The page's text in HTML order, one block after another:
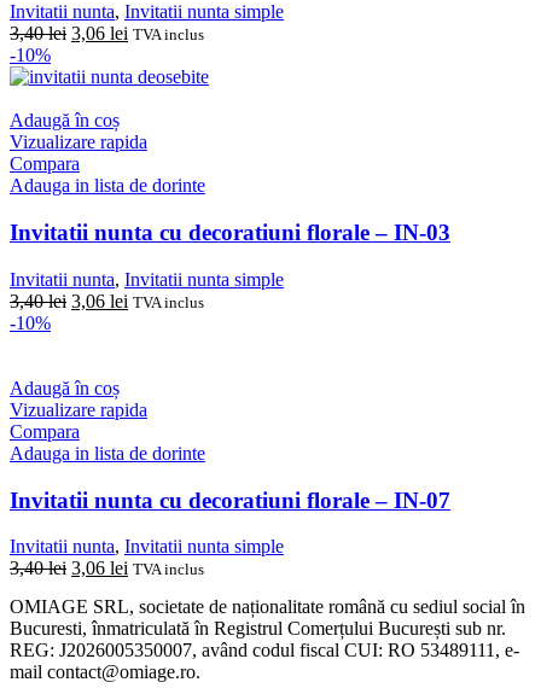
Invitatii nunta, Invitatii nunta simple
3,40lei Prețul
a
3,40 lei.
3,06 lei Prețul
este:
TVA inclus
-10%
Adaugă în coș
Vizualizare rapida
Compara
Adauga in lista de dorinte
Invitatii nunta cu decoratiuni florale – IN-03
Invitatii nunta, Invitatii nunta simple
3,40lei Prețul
3,40 lei.
3,06 lei Prețul
TVA inclus
-10%
Adaugă în coș
Vizualizare rapida
Compara
Adauga in lista de dorinte
Invitatii nunta cu decoratiuni florale – IN-07
Invitatii nunta, Invitatii nunta simple
3,40lei Prețul
a
fost:
3,40 lei.
3,06 lei Prețul
este:
3,06 lei.
TVA inclus
OMIAGE SRL, societate de naționalitate română cu sediul social în
Bucuresti, înmatriculată în Registrul Comerțului București sub nr.
REG: J2026005350007, având codul fiscal CUI: RO 53489111, e-
mail contact@omiage.ro.